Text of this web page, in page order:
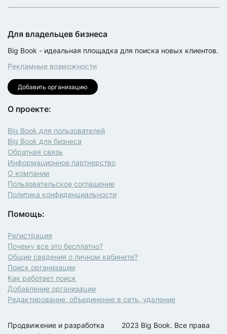
Для владельцев бизнеса
Big Book - идеальная площадка для поиска новых клиентов.
Рекламные возможности
Добавить организацию
О проекте:
Big Book для пользователей
Big Book для бизнеса
Обратная связь
Информационное партнерство
О компании
Пользовательское соглашение
Политика конфиденциальности
Помощь:
Регистрация
Почему все это бесплатно?
Общие сведения о личном кабинете?
Поиск организации
Как работает поиск
Добавление организации
Редактирование, объединение в сеть, удаление
Продвижение и разработка
2023 Big Book. Все права